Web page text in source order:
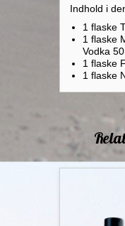
Indhold i
1 flaske
1 flaske
Vodka
1 flaske
1 flaske